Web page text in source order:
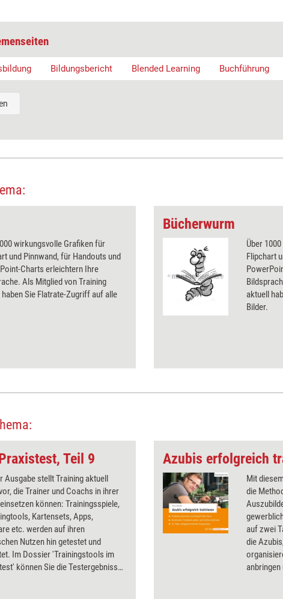
Bildungsbericht Blended Learning Buchführung
wirkungsvolle Grafiken für
und Pinnwand, für Handouts und
Charts erleichtern Ihre
Als Mitglied von Training
haben Sie Flatrate-Zugriff auf alle
Bücherwurm
Über
Flipchart
aktuell
Bilder.
Teil 9
Ausgabe stellt Training aktuell
die Trainer und Coachs in ihrer
können: Trainingsspiele,
Kartensets, Apps,
etc. werden auf ihren
Nutzen hin getestet und
Im Dossier 'Trainingstools im
können Sie die Testergebnisse
Mit
die
auf zwei
die
anbringen